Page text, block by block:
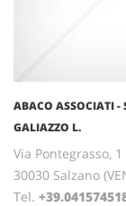
ABACO ASSOCIATI -
GALIAZZO L.
Via Pontegrasso, 1
30030 Salzano
Tel.